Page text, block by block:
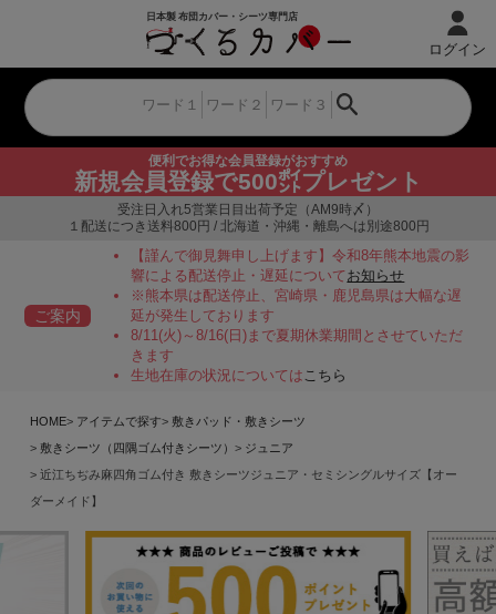
便利でお得な会員登録がおすすめ
新規会員登録で500㌽プレゼント
ログイン
受注日入れ5営業日目出荷予定（AM9時〆）
１配送につき送料800円 / 北海道・沖縄・離島へは別途800円
ご案内
【謹んで御見舞申し上げます】令和8年熊本地震の影
響による配送停止・遅延についてお知らせ
※熊本県は配送停止、宮崎県・鹿児島県は大幅な遅
延が発生しております
8/11(火)～8/16(日)まで夏期休業期間とさせていただ
きます
生地在庫の状況についてはこちら
HOME アイテムで探す
敷きパッド・敷きシーツ
敷きシーツ（四隅ゴム付きシーツ）
ジュニア
近江ちぢみ麻四角ゴム付き 敷きシーツジュニア・セミシングルサイズ【オー
ダーメイド】